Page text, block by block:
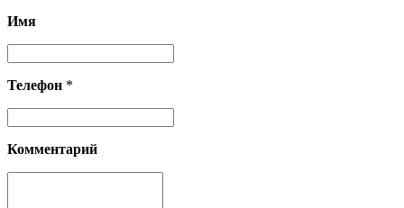
Имя
Телефон *
Комментарий